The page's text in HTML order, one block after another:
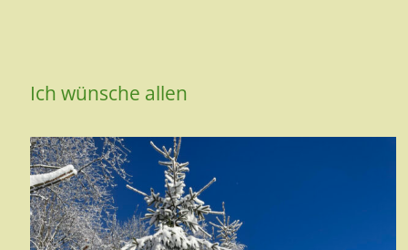
Ich wünsche allen